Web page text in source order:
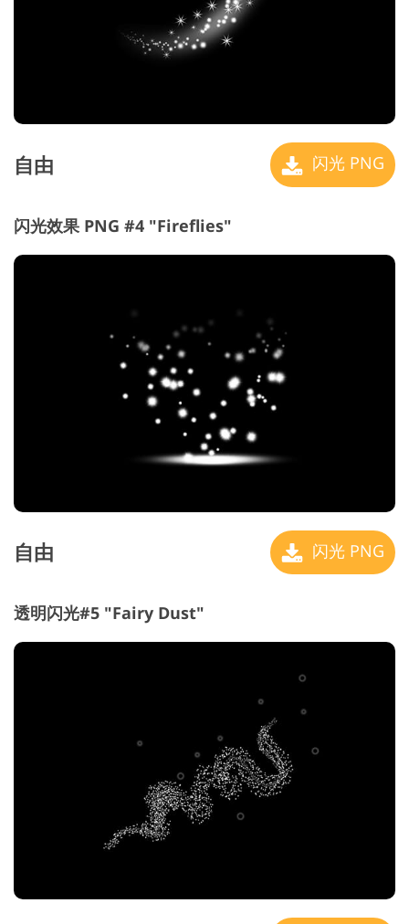
自由 闪光 PNG
闪光效果 PNG #4 "Fireflies"
自由 闪光 PNG
透明闪光#5 "Fairy Dust"